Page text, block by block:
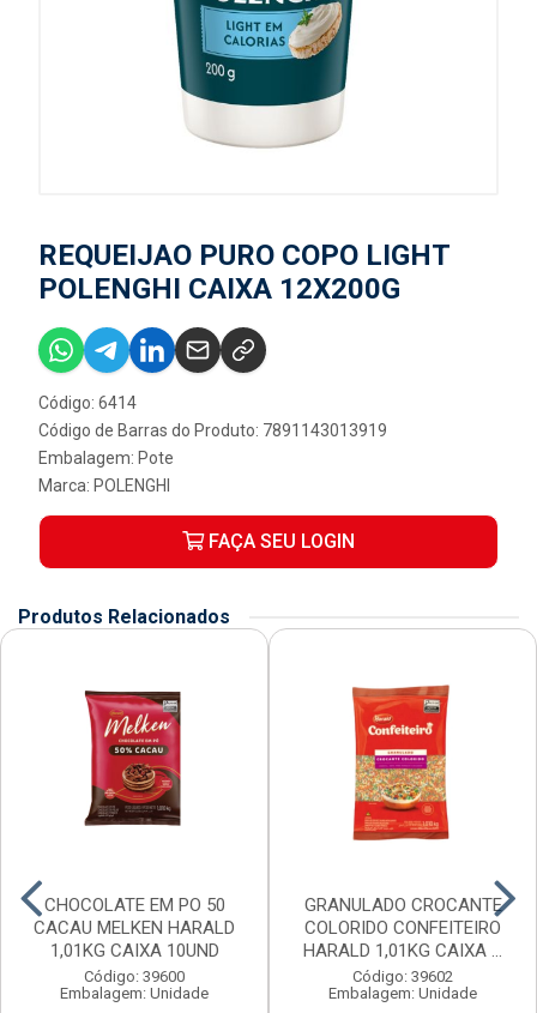
REQUEIJAO PURO COPO LIGHT
POLENGHI CAIXA 12X200G
Código: 6414
Código de Barras do Produto: 7891143013919
Embalagem: Pote
Marca: POLENGHI
FAÇA SEU LOGIN
Produtos Relacionados
CHOCOLATE EM PO 50
CACAU MELKEN HARALD
1,01KG CAIXA 10UND
Código: 39600
Embalagem: Unidade
GRANULADO CROCANTE
COLORIDO CONFEITEIRO
HARALD 1,01KG CAIXA ...
Código: 39602
Embalagem: Unidade